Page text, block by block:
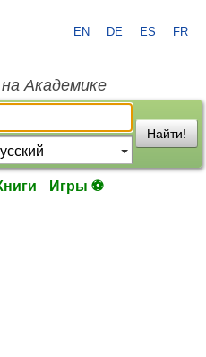
EN DE ES FR
Академике
Найти!
Игры ⚽